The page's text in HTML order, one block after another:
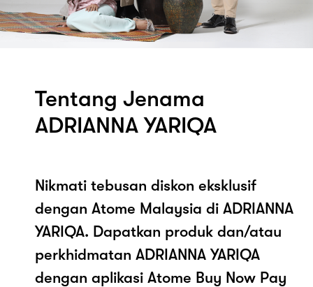
Tentang Jenama
ADRIANNA YARIQA
Nikmati tebusan diskon eksklusif
dengan Atome Malaysia di ADRIANNA
YARIQA. Dapatkan produk dan/atau
perkhidmatan ADRIANNA YARIQA
dengan aplikasi Atome Buy Now Pay